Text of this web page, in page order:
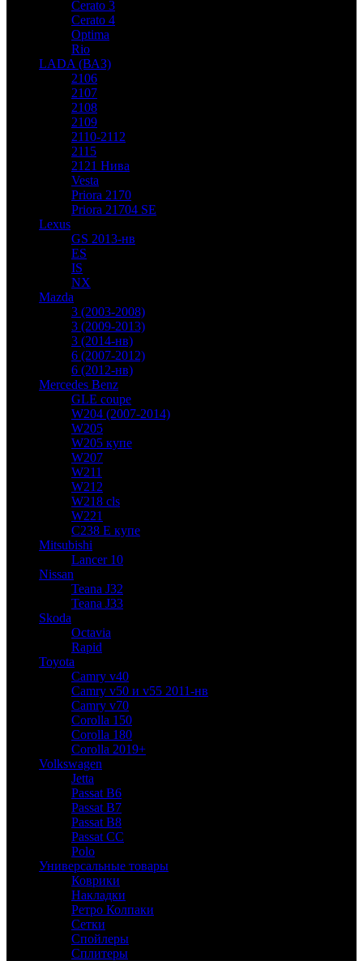
Cerato 3
Cerato 4
Optima
Rio
LADA (ВАЗ)
2106
2107
2108
2109
2110-2112
2115
2121 Нива
Vesta
Priora 2170
Priora 21704 SE
Lexus
GS 2013-нв
ES
IS
NX
Mazda
3 (2003-2008)
3 (2009-2013)
3 (2014-нв)
6 (2007-2012)
6 (2012-нв)
Mercedes Benz
GLE coupe
W204 (2007-2014)
W205
W205 купе
W207
W211
W212
W218 cls
W221
C238 E купе
Mitsubishi
Lancer 10
Nissan
Teana J32
Teana J33
Skoda
Octavia
Rapid
Toyota
Camry v40
Camry v50 и v55 2011-нв
Camry v70
Corolla 150
Corolla 180
Corolla 2019+
Volkswagen
Jetta
Passat B6
Passat B7
Passat B8
Passat CC
Polo
Универсальные товары
Коврики
Накладки
Ретро Колпаки
Сетки
Спойлеры
Сплитеры